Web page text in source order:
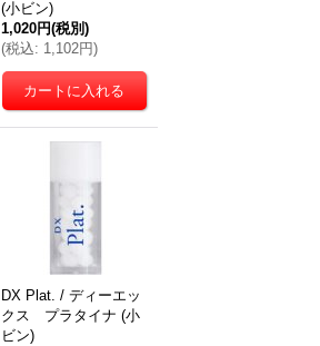
(小ビン)
1,020円(税別)
(税込: 1,102円)
DX Plat. / ディーエッ
クス プラタイナ (小
ビン)